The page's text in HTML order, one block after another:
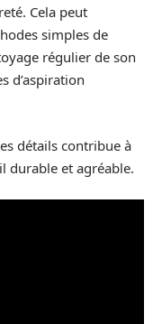
Cela peut
simples de
régulier de son
d’aspiration
détails contribue à
durable et agréable.